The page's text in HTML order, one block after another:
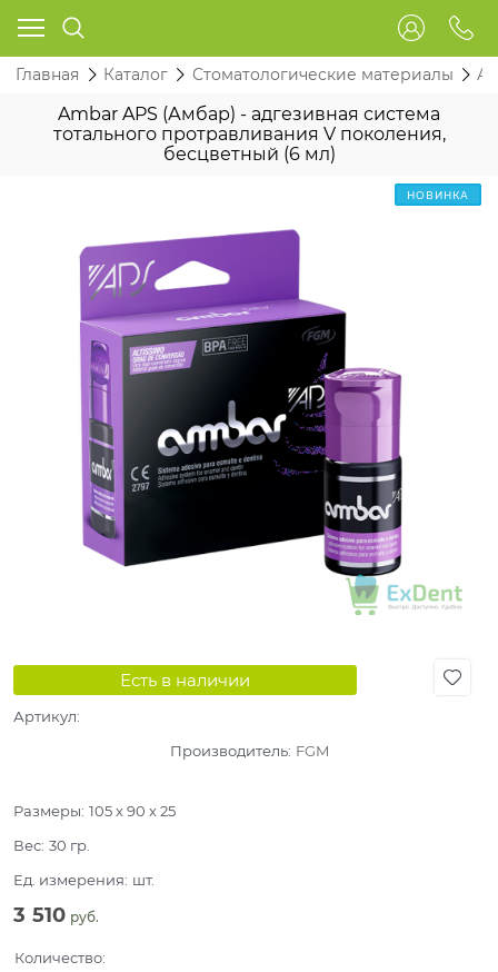
Главная Каталог Стоматологические материалы
Ambar APS (Амбар) - адгезивная система
тотального протравливания V поколения,
бесцветный (6 мл)
НОВИНКА
Есть в наличии
Артикул:
Производитель: FGM
Размеры: 105 x 90 x 25
Вес: 30 гр.
Ед. измерения: шт.
3 510 руб.
Количество: